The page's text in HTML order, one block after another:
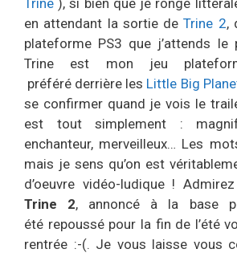
en attendant la sortie deTrine 2,
plateforme PS3 que j’attends le
Trine est mon jeu
préféré derrière les Little Big
se confirmer quand je vois le
est tout simplement :
enchanteur, merveilleux… Les
mais je sens qu’on est
d’oeuvre vidéo-ludique !
Trine 2, annoncé à la base
été repoussé pour la fin de l’été
rentrée :-(. Je vous laisse vous